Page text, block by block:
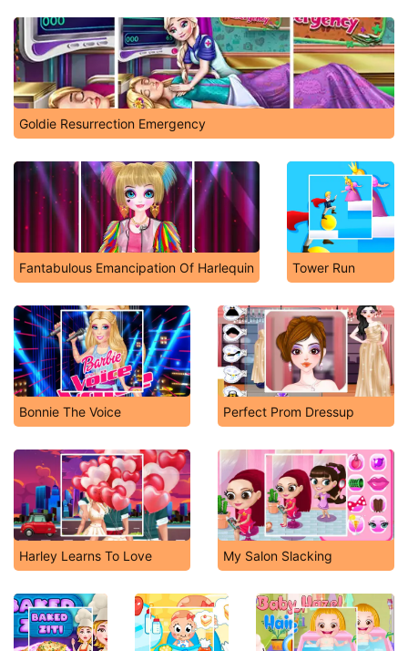
Goldie Resurrection Emergency
Fantabulous Emancipation Of Harlequin Tower Run
Bonnie The Voice Perfect Prom Dressup
Harley Learns To Love My Salon Slacking